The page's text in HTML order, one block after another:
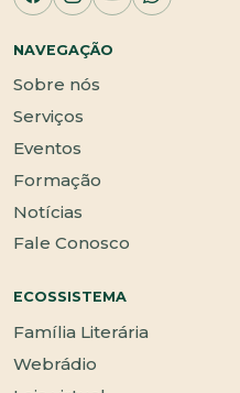
NAVEGAÇÃO
Sobre nós
Serviços
Eventos
Formação
Notícias
Fale Conosco
ECOSSISTEMA
Família Literária
Webrádio